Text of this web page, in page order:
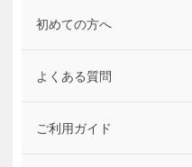
初めての方へ
よくある質問
ご利用ガイド